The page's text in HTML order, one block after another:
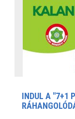
INDUL A "7+1